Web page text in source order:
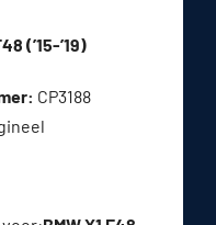
(’15-’19)
CP3188